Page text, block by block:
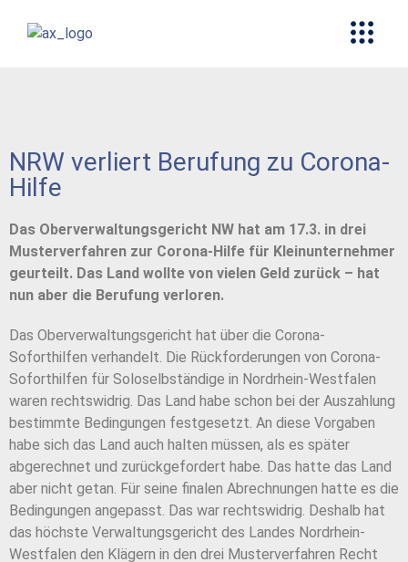
NRW verliert Berufung zu Corona-
Hilfe
Das Oberverwaltungsgericht NW hat am 17.3. in drei
Musterverfahren zur Corona-Hilfe für Kleinunternehmer
geurteilt. Das Land wollte von vielen Geld zurück – hat
nun aber die Berufung verloren.
Das Oberverwaltungsgericht hat über die Corona-
Soforthilfen verhandelt. Die Rückforderungen von Corona-
Soforthilfen für Soloselbständige in Nordrhein-Westfalen
waren rechtswidrig. Das Land habe schon bei der Auszahlung
bestimmte Bedingungen festgesetzt. An diese Vorgaben
habe sich das Land auch halten müssen, als es später
abgerechnet und zurückgefordert habe. Das hatte das Land
aber nicht getan. Für seine finalen Abrechnungen hatte es die
Bedingungen angepasst. Das war rechtswidrig. Deshalb hat
das höchste Verwaltungsgericht des Landes Nordrhein-
Westfalen den Klägern in den drei Musterverfahren Recht